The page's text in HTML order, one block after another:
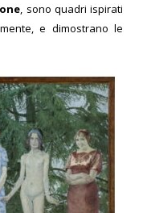
, sono quadri ispirati
e dimostrano le